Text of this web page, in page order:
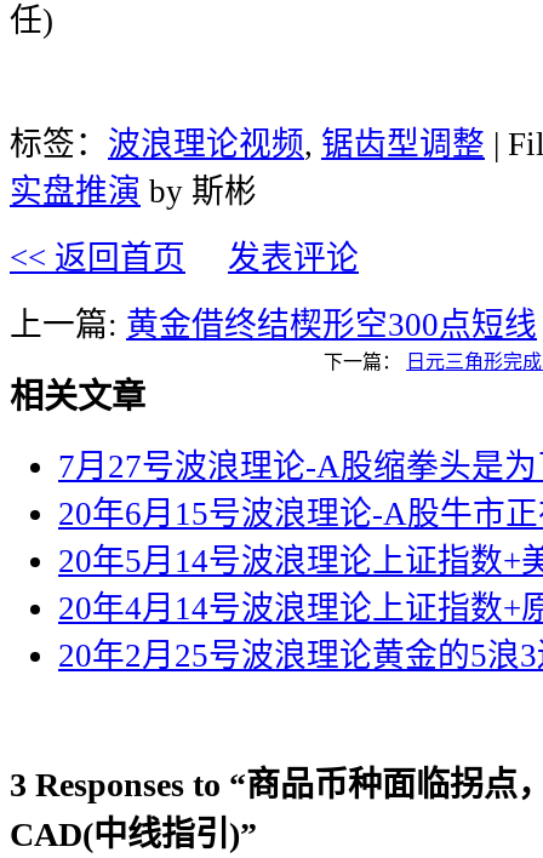
任)
标签： 波浪理论视频, 锯齿型调整 |
实盘推演 by 斯彬
<< 返回首页
发表评论
上一篇: 黄金借终结楔形空300点短线
下一篇： 日元三角形完
相关文章
7月27号波浪理论-A股缩拳头是
20年6月15号波浪理论-A股牛市
20年5月14号波浪理论上证指数+
20年4月14号波浪理论上证指数+
20年2月25号波浪理论黄金的5浪
3 Responses to “商品币种面临拐点
CAD(中线指引)”